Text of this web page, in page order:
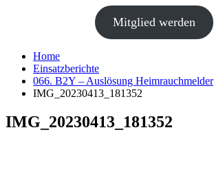
Mitglied werden
Home
Einsatzberichte
066. B2Y – Auslösung Heimrauchmelder
IMG_20230413_181352
IMG_20230413_181352